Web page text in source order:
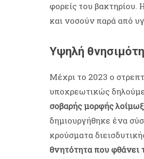
φορείς του
και νοσούν παρά από
Υψηλή
Μέχρι το 2023 ο
υποχρεωτικώς
σοβαρής μορφής
δημιουργήθηκε ένα
κρούσματα
θνητότητα που φθάνει